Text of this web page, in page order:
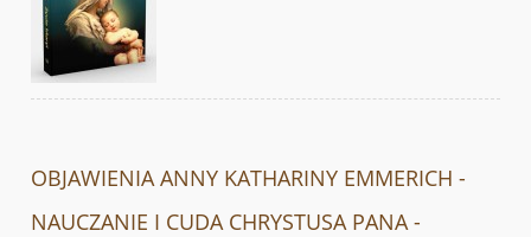
OBJAWIENIA ANNY KATHARINY EMMERICH -
NAUCZANIE I CUDA CHRYSTUSA PANA -